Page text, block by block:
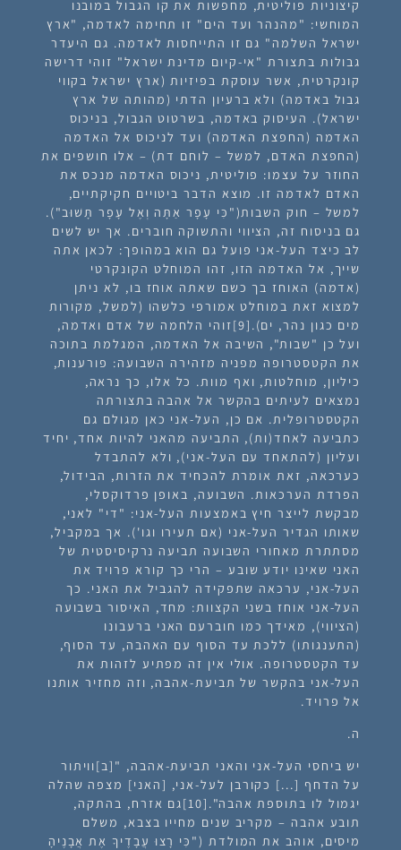
קיצוניות פוליטית, מחפשות את קו הגבול במובנו
המוחשי: "מהנהר ועד הים" זו תחימה לאדמה, "ארץ
ישראל השלמה" גם זו התייחסות לאדמה. גם היעדר
גבולות בתצורת "אי-קיום מדינת ישראל" זוהי דרישה
קונקרטית, אשר עוסקת בפיזיות (ארץ ישראל בקווי
גבול באדמה) ולא ברעיון הדתי (מהותה של ארץ
ישראל). העיסוק באדמה, בשרטוט הגבול, בניכוס
האדמה (החפצת האדמה) ועד לניכוס אל האדמה
(החפצת האדם, למשל – לוחם דת) – אלו חושפים את
החוזר על עצמו: פוליטית, ניכוס האדמה מנכס את
האדם לאדמה זו. מוצא הדבר ביטויים חקיקתיים,
למשל – חוק השבות("כִּי עָפָר אַתָּה וְאֶל עָפָר תָּשׁוּב").
גם בניסוח זה, הציווי והתשוקה חוברים. אך יש לשים
לב כיצד העל-אני פועל גם הוא במהופך: לכאן אתה
שייך, אל האדמה הזו, זהו המוחלט הקונקרטי
(אדמה) האוחז בך כשם שאתה אוחז בו, לא ניתן
למצוא זאת במוחלט אמורפי כלשהו (למשל, מקורות
מים כגון נהר, ים). [9]
זוהי הלחמה של אדם ואדמה,
ועל כן "שבות", השיבה אל האדמה, המגלמת בתוכה
את הקטסטרופה מפניה מזהירה השבועה: פורענות,
כיליון, מוחלטות, ואף מוות. כל אלו, כך נראה,
נמצאים לעיתים בהקשר אל אהבה בתצורתה
הקטסטרופלית. אם כן, העל-אני כאן מגולם גם
כתביעה לאחד(ות), התביעה מהאני להיות אחד, יחיד
ועליון (להתאחד עם העל-אני), ולא להתבדל
כערכאה, זאת אומרת להכחיד את הזרות, הבידול,
הפרדת הערכאות. השבועה, באופן פרדוקסלי,
מבקשת לייצר חיץ באמצעות העל-אני: "די" לאני,
שאותו הגדיר העל-אני (אם תעירו וגו'). אך במקביל,
מסתתרת מאחורי השבועה תביעה נרקיסיסטית של
האני שאינו יודע שובע – הרי כך קורא פרויד את
העל-אני, ערכאה שתפקידה להגביל את האני. כך
העל-אני אוחז בשני הקצוות: מחד, האיסור בשבועה
(הציווי), מאידך כמו חוברעם האני ברעבונו
(התענגותו) ללכת עד הסוף עם האהבה, עד הסוף,
עד הקטסטרופה. אולי אין זה מפתיע לזהות את
העל-אני בהקשר של תביעת-אהבה, וזה מחזיר אותנו
אל פרויד.
ה.
יש ביחסי העל-אני והאני תביעת-אהבה, "[ב]וויתור
על הדחף [...] כקורבן לעל-אני, [האני] מצפה שהלה
יגמול לו בתוספת אהבה".[10]גם אזרח, בהתקה,
תובע אהבה – מקריב שנים מחייו בצבא, משלם
מיסים, אוהב את המולדת ("כִּי רָצוּ עֲבָדֶיךָ אֶת אֲבָנֶיהָ